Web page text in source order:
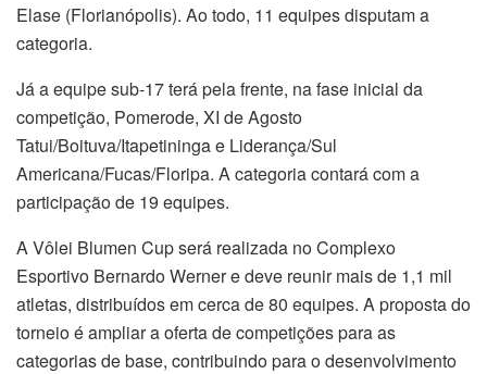
Elase (Florianópolis). Ao todo, 11 equipes disputam a
categoria.
Já a equipe sub-17 terá pela frente, na fase inicial da
competição, Pomerode, XI de Agosto
Tatui/Boituva/Itapetininga e Liderança/Sul
Americana/Fucas/Floripa. A categoria contará com a
participação de 19 equipes.
A Vôlei Blumen Cup será realizada no Complexo
Esportivo Bernardo Werner e deve reunir mais de 1,1 mil
atletas, distribuídos em cerca de 80 equipes. A proposta do
torneio é ampliar a oferta de competições para as
categorias de base, contribuindo para o desenvolvimento